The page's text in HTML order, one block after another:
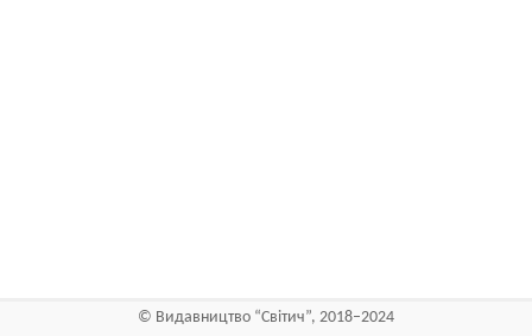
© Видавництво “Світич”, 2018–2024